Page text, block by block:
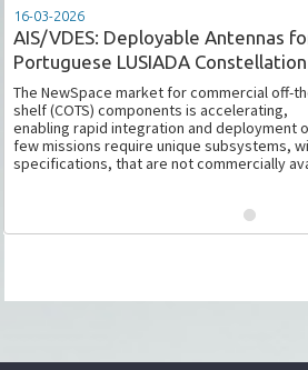
16-03-2026
AIS/VDES: Deployable Antennas
Portuguese LUSIADA Constellation
The NewSpace market for commercial off-
shelf (COTS) components is accelerating,
enabling rapid integration and deployment
few missions require unique subsystems,
specifications, that are not commercially